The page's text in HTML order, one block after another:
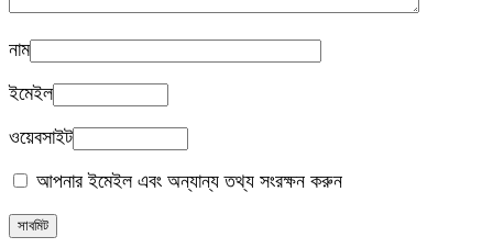
নাম
ইমেইল
ওয়েবসাইট
আপনার ইমেইল এবং অন্যান্য তথ্য সংরক্ষন করুন